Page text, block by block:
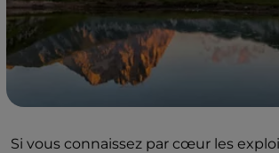
Si vous connaissez par cœur les